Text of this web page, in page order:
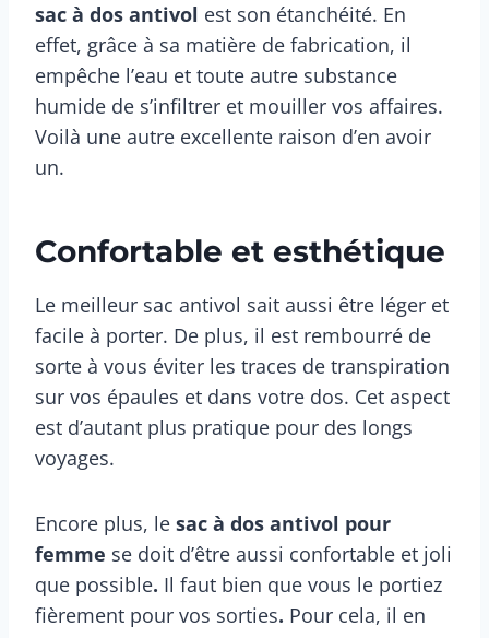
sac à dos antivol est son étanchéité. En
effet, grâce à sa matière de fabrication, il
empêche l’eau et toute autre substance
humide de s’infiltrer et mouiller vos affaires.
Voilà une autre excellente raison d’en avoir
un.
Confortable et esthétique
Le meilleur sac antivol sait aussi être léger et
facile à porter. De plus, il est rembourré de
sorte à vous éviter les traces de transpiration
sur vos épaules et dans votre dos. Cet aspect
est d’autant plus pratique pour des longs
voyages.
Encore plus, le sac à dos antivol pour
femme se doit d’être aussi confortable et joli
que possible. Il faut bien que vous le portiez
fièrement pour vos sorties. Pour cela, il en